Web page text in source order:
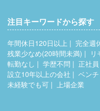
注目キーワードから探す
年間休日120日以上 完全週
残業少なめ(20時間未満)
リ
転勤なし
学歴不問 正社員
設立10年以上の会社
ベン
未経験でも可
上場企業